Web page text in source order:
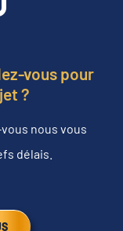
vous pour
?
nous vous
délais.